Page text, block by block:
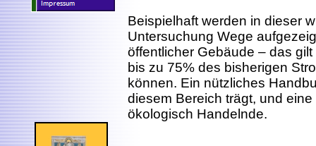
Beispielhaft werden in dieser
Untersuchung Wege
öffentlicher Gebäude – das
bis zu 75% des bisherigen
können. Ein nützliches
diesem Bereich trägt, und
ökologisch Handelnde.